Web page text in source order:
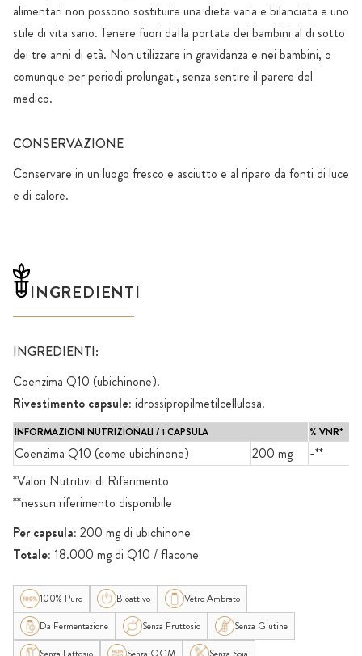
alimentari non possono sostituire una dieta varia e bilanciata e uno
stile di vita sano. Tenere fuori daIla portata dei bambini al di sotto
dei tre anni di età. Non utilizzare in gravidanza e nei bambini, o
comunque per periodi prolungati, senza sentire il parere del
medico.
CONSERVAZIONE
Conservare in un luogo fresco e asciutto e al riparo da fonti di luce
e di calore.
INGREDIENTI
INGREDIENTI:
Coenzima Q10 (ubichinone).
Rivestimento capsule: idrossipropilmetilcellulosa.
INFORMAZIONI NUTRIZIONALI / 1 CAPSULA % VNR*
Coenzima Q10 (come ubichinone) 200 mg
-**
*Valori Nutritivi di Riferimento
**nessun riferimento disponibile
Per capsula: 200 mg di ubichinone
Totale: 18.000 mg di Q10 / flacone
100% Puro Bioattivo
Vetro Ambrato
Da Fermentazione
Senza Fruttosio
Senza Glutine